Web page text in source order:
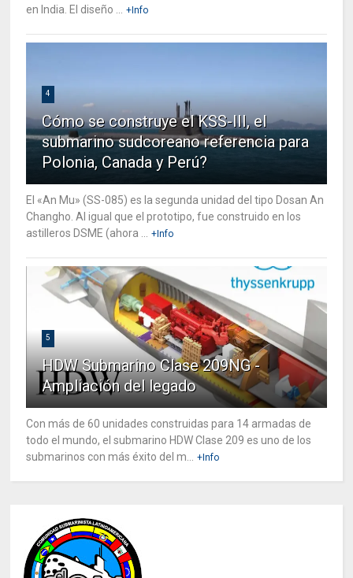
en India. El diseño ...
+Info
4
Cómo se construye el KSS-III, el
submarino sudcoreano referencia para
Polonia, Canada y Perú?
El «An Mu» (SS-085) es la segunda unidad del tipo Dosan An
Changho. Al igual que el prototipo, fue construido en los
astilleros DSME (ahora ...
+Info
5
HDW Submarino Clase 209NG -
Ampliación del legado
Con más de 60 unidades construidas para 14 armadas de
todo el mundo, el submarino HDW Clase 209 es uno de los
submarinos con más éxito del m...
+Info